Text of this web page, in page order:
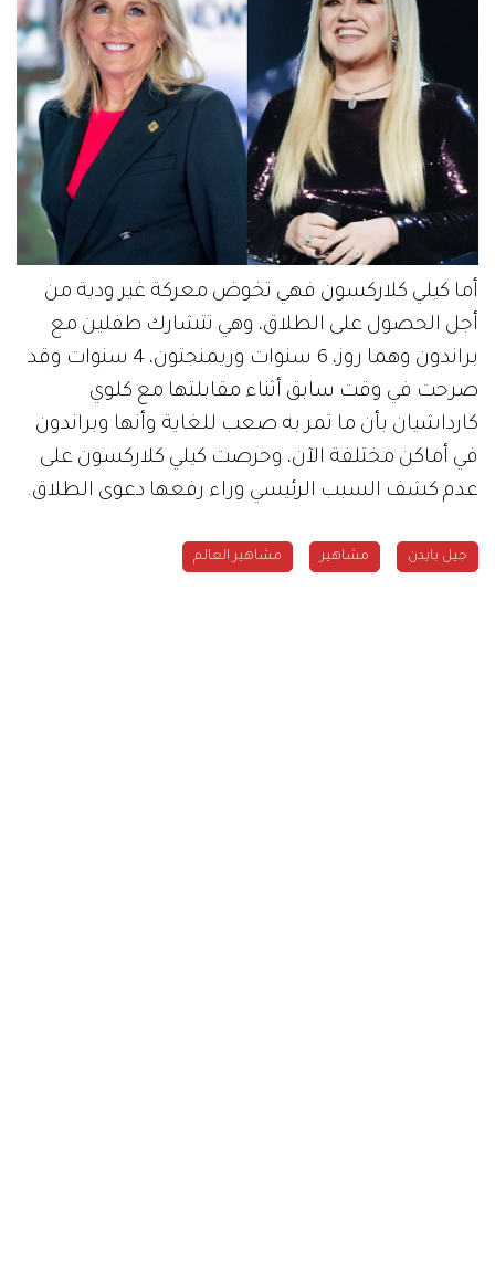
أما كيلي كلاركسون فهي تخوض معركة غير ودية من
أجل الحصول على الطلاق، وهي تتشارك طفلين مع
براندون وهما روز، 6 سنوات وريمنجتون، 4 سنوات وقد
صرحت في وقت سابق أثناء مقابلتها مع كلوي
كارداشيان بأن ما تمر به صعب للغاية وأنها وبراندون
في أماكن مختلفة الآن، وحرصت كيلي كلاركسون على
عدم كشف السبب الرئيسي وراء رفعها دعوى الطلاق.
جيل بايدن مشاهير مشاهير العالم